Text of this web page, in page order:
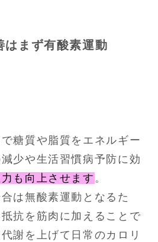
はまず有酸素運動
糖質や脂質をエネルギー
少や生活習慣病予防に効
も向上させます 。
は無酸素運動となるた
抗を筋肉に加えることで
謝を上げて日常のカロリ